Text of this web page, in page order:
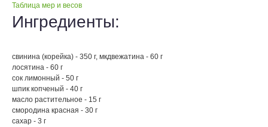
Таблица мер и весов
Ингредиенты:
свинина (корейка) - 350 г, мкдвежатина - 60 г
лосятина - 60 г
сок лимонный - 50 г
шпик копченый - 40 г
масло растительное - 15 г
смородина красная - 30 г
сахар - 3 г